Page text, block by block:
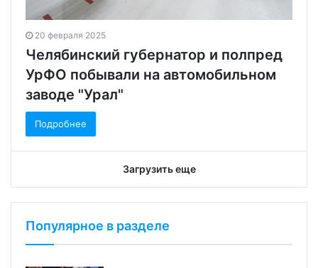
20 февраля 2025
Челябинский губернатор и полпред
УрФО побывали на автомобильном
заводе "Урал"
Подробнее
Загрузить еще
Популярное в разделе